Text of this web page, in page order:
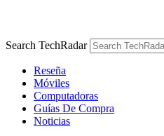
Search TechRadar
Reseña
Móviles
Computadoras
Guías De Compra
Noticias